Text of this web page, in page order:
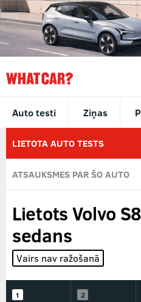
Auto testi Ziņas
LIETOTA AUTO TESTS
ATSAUKSMES PAR ŠO AUTO
Lietots Volvo
sedans
Vairs nav ražošanā